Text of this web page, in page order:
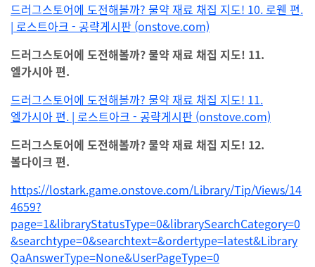
드러그스토어에 도전해볼까? 물약 재료 채집 지도! 10. 로웬 편.
| 로스트아크 - 공략게시판 (onstove.com)
드러그스토어에 도전해볼까? 물약 재료 채집 지도! 11.
엘가시아 편.
드러그스토어에 도전해볼까? 물약 재료 채집 지도! 11.
엘가시아 편. | 로스트아크 - 공략게시판 (onstove.com)
드러그스토어에 도전해볼까? 물약 재료 채집 지도! 12.
볼다이크 편.
https://lostark.game.onstove.com/Library/Tip/Views/14
4659?
page=1&libraryStatusType=0&librarySearchCategory=0
&searchtype=0&searchtext=&ordertype=latest&Library
QaAnswerType=None&UserPageType=0